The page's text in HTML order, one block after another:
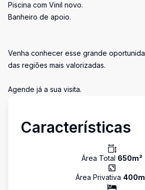
Piscina com Vinil novo.
Banheiro de apoio.
Venha conhecer esse grande
das regiões mais valorizadas.
Agende já a sua visita.
Características
Área Total 650m²
Área Privativa 400